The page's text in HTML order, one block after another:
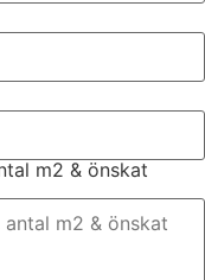
m2 & önskat